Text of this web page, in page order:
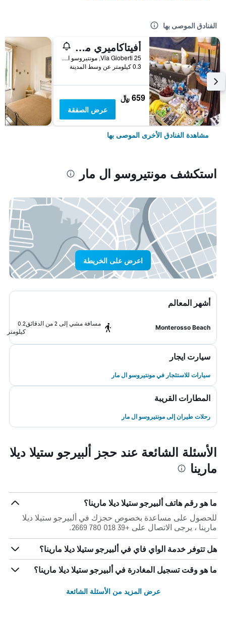
الفنادق الموصى بها
أفيتاكاميري مونتيروسو 5 تيري
Via Gioberti 25, مونتيروسو ال مار, مقاطعة لا سبيتسيا, إيطاليا
0.3 كيلومتر عن وسط المدينة
659 ﷼
عرض الصفقة
مشاهدة الفنادق الأخرى الموصى بها
استكشف مونتيروسو ال مار
اعرض على الخريطة
أشهر المعالم
Monterosso Beach
مسافة مشي إلى 2 من الدقائق
0.2
كيلومتر
سيارت ايجار
سيارات للاستئجار في مونتيروسو ال مار
المطارات القريبة
رحلات طيران إلى مونتيروسو ال مار
الأسئلة الشائعة عند حجز ألبيرجو ستيلا ديلا
مارينا
ما هو رقم هاتف ألبيرجو ستيلا ديلا مارينا؟
للحصول على مساعدة بخصوص حجزك في ألبيرجو ستيلا ديلا
مارينا ، يرجى الاتصال على +39 018 780 2669.
هل تتوفر خدمة الواي فاي في ألبيرجو ستيلا ديلا مارينا؟
ما هو وقت تسجيل المغادرة في ألبيرجو ستيلا ديلا مارينا؟
عرض المزيد من الأسئلة الشائعة